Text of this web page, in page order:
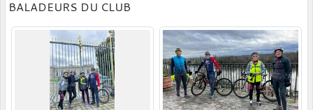
BALADEURS DU CLUB